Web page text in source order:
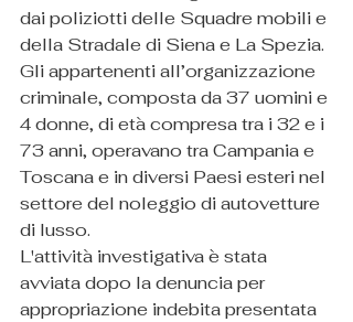
dai poliziotti delle Squadre mobili e
della Stradale di Siena e La Spezia.
Gli appartenenti all’organizzazione
criminale, composta da 37 uomini e
4 donne, di età compresa tra i 32 e i
73 anni, operavano tra Campania e
Toscana e in diversi Paesi esteri nel
settore del noleggio di autovetture
di lusso.
L'attività investigativa è stata
avviata dopo la denuncia per
appropriazione indebita presentata